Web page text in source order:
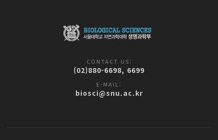
CONTACT US:
(02)880-6698, 6699
E-MAIL:
biosci@snu.ac.kr